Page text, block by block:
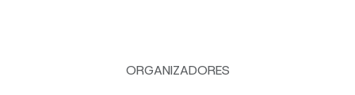
ORGANIZADORES